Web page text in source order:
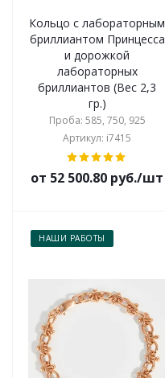
Кольцо с лабораторным
бриллиантом Принцесса
и дорожкой
лабораторных
бриллиантов (Вес 2,3
гр.)
Проба: 585, 750, 925
Артикул: i7415
от 52 500.80 руб./шт
НАШИ РАБОТЫ